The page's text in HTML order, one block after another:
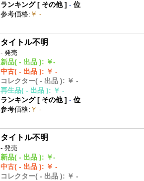
ランキング [ その他]- 位
参考価格: ￥ -
タイトル不明
- 発売
新品( - 出品 ): ￥-
中古( - 出品 ): ￥ -
コレクター( - 出品 ): ￥ -
再生品( - 出品 ): ￥ -
ランキング [ その他]- 位
参考価格: ￥ -
タイトル不明
- 発売
新品( - 出品 ): ￥-
中古( - 出品 ): ￥ -
コレクター( - 出品 ): ￥ -